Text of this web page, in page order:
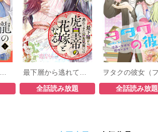
全話読み放題 全話読み放題